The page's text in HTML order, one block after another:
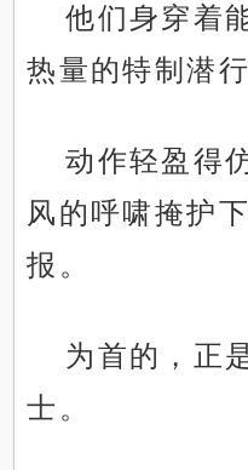
他们身穿着
热量的特制潜行
动作轻盈得
风的呼啸掩护
报。
为首的，正
士。